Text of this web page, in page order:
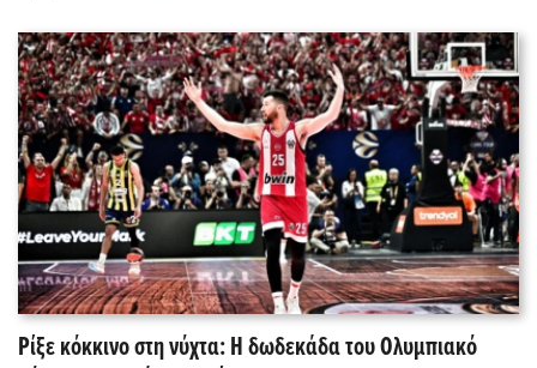
Ρίξε κόκκινο στη νύχτα: Η δωδεκάδα του Ολυμπιακό